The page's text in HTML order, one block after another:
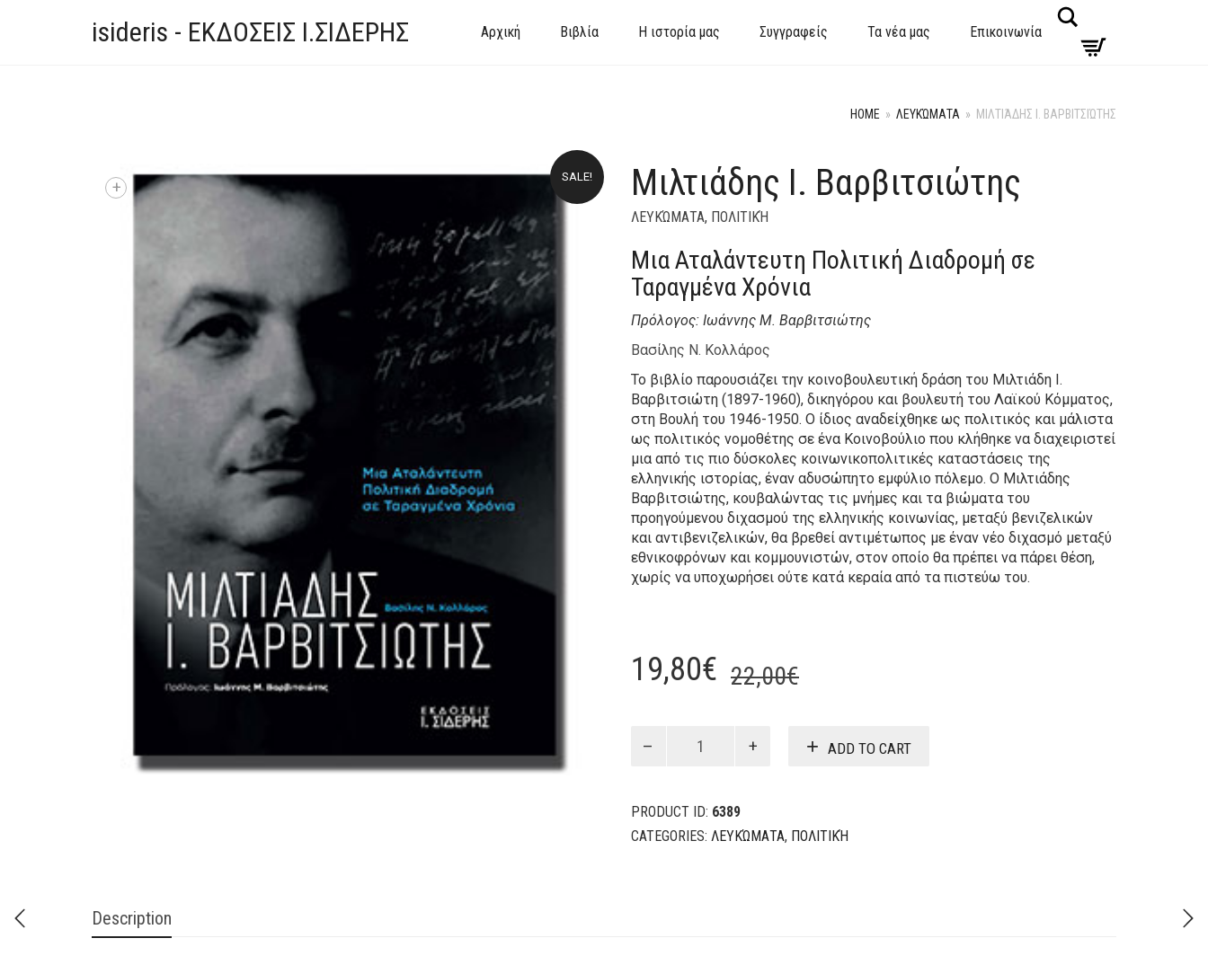
isideris - ΕΚΔΟΣΕΙΣ Ι.ΣΙΔΕΡΗΣ Αρχική Βιβλία Η ιστορία μας Συγγραφείς Τα νέα μας Επικοινωνία
HOME » ΛΕΥΚΏΜΑΤΑ » ΜΙΛΤΙΆΔΗΣ Ι. ΒΑΡΒΙΤΣΙΏΤΗΣ
SALE!
+ Μιλτιάδης Ι. Βαρβιτσιώτης
ΛΕΥΚΏΜΑΤΑ, ΠΟΛΙΤΙΚΉ
Μια Αταλάντευτη Πολιτική Διαδρομή σε
Ταραγμένα Χρόνια
Πρόλογος: Ιωάννης Μ. Βαρβιτσιώτης
Βασίλης Ν. Κολλάρος
Το βιβλίο παρουσιάζει την κοινοβουλευτική δράση του Μιλτιάδη Ι.
Βαρβιτσιώτη (1897-1960), δικηγόρου και βουλευτή του Λαϊκού Κόμματος,
στη Βουλή του 1946-1950. Ο ίδιος αναδείχθηκε ως πολιτικός και μάλιστα
ως πολιτικός νομοθέτης σε ένα Κοινοβούλιο που κλήθηκε να διαχειριστεί
μια από τις πιο δύσκολες κοινωνικοπολιτικές καταστάσεις της
ελληνικής ιστορίας, έναν αδυσώπητο εμφύλιο πόλεμο. Ο Μιλτιάδης
Βαρβιτσιώτης, κουβαλώντας τις μνήμες και τα βιώματα του
προηγούμενου διχασμού της ελληνικής κοινωνίας, μεταξύ βενιζελικών
και αντιβενιζελικών, θα βρεθεί αντιμέτωπος με έναν νέο διχασμό μεταξύ
εθνικοφρόνων και κομμουνιστών, στον οποίο θα πρέπει να πάρει θέση,
χωρίς να υποχωρήσει ούτε κατά κεραία από τα πιστεύω του.
22,00€Original
was:
22,00€.
19,80€
Current
is:
19,80€.
ADD TO CART
PRODUCT ID: 6389
CATEGORIES: ΛΕΥΚΏΜΑΤΑ, ΠΟΛΙΤΙΚΉ
Description